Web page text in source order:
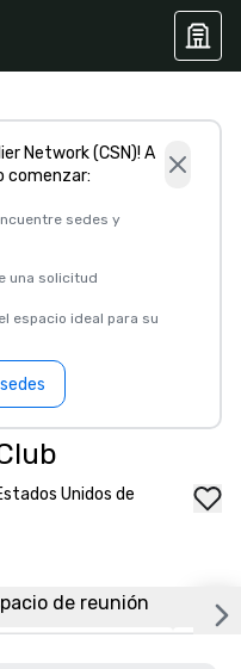
Network (CSN)! A
comenzar:
sedes y
una solicitud
espacio ideal para su
Unidos de
de reunión